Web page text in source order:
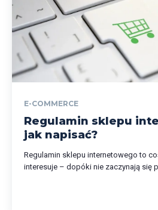
E-COMMERCE
Regulamin sklepu
jak napisać?
Regulamin sklepu internetowego to
interesuje – dopóki nie zaczynają się